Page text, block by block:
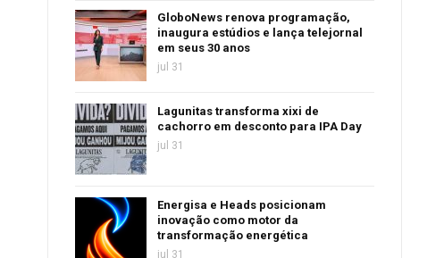
GloboNews renova programação,
inaugura estúdios e lança telejornal
em seus 30 anos
jul 31
Lagunitas transforma xixi de
cachorro em desconto para IPA Day
jul 31
Energisa e Heads posicionam
inovação como motor da
transformação energética
jul 31